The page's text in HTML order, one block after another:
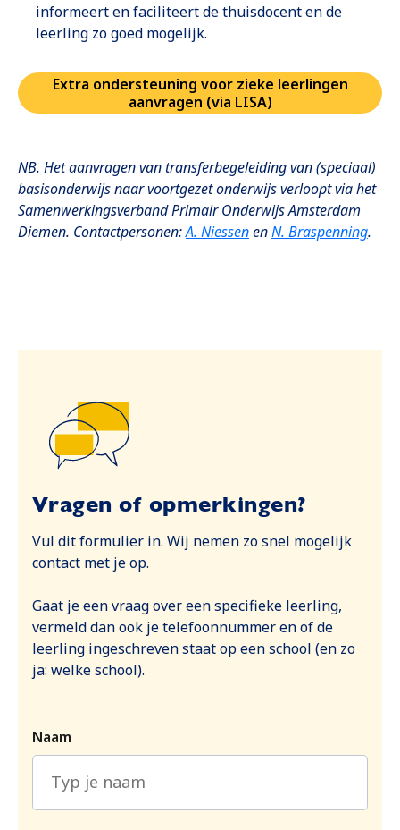
informeert en faciliteert de thuisdocent en de
leerling zo goed mogelijk.
Extra ondersteuning voor zieke leerlingen
aanvragen (via LISA)Opent in een nieuwe tab
NB. Het aanvragen van transferbegeleiding van (speciaal)
basisonderwijs naar voortgezet onderwijs verloopt via het
Samenwerkingsverband Primair Onderwijs Amsterdam
Diemen. Contactpersonen:A. NiessenOpent in een nieuwe tab
enN. Braspenning.
Vragen of opmerkingen?
Vul dit formulier in. Wij nemen zo snel mogelijk
contact met je op.
Gaat je een vraag over een specifieke leerling,
vermeld dan ook je telefoonnummer en of de
leerling ingeschreven staat op een school (en zo
ja: welke school).
Naam